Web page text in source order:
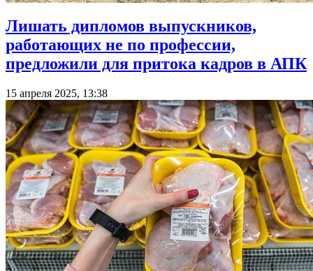
Лишать дипломов выпускников,
работающих не по профессии,
предложили для притока кадров в АПК
15 апреля 2025, 13:38